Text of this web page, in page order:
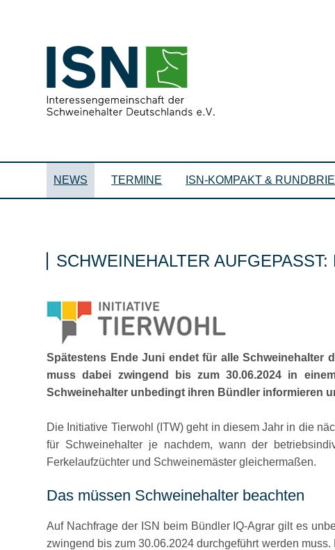
NEWS TERMINE ISN-KOMPAKT &
SCHWEINEHALTER
Spätestens Ende Juni endet für alle Schweinehalter
muss dabei zwingend bis zum 30.06.2024 in
Schweinehalter unbedingt ihren Bündler informieren
Die Initiative Tierwohl (ITW) geht in diesem Jahr in die
für Schweinehalter je nachdem, wann der
Ferkelaufzüchter und Schweinemäster gleichermaßen.
Das müssen Schweinehalter beachten
Auf Nachfrage der ISN beim Bündler IQ-Agrar gilt es
zwingend bis zum 30.06.2024 durchgeführt werden